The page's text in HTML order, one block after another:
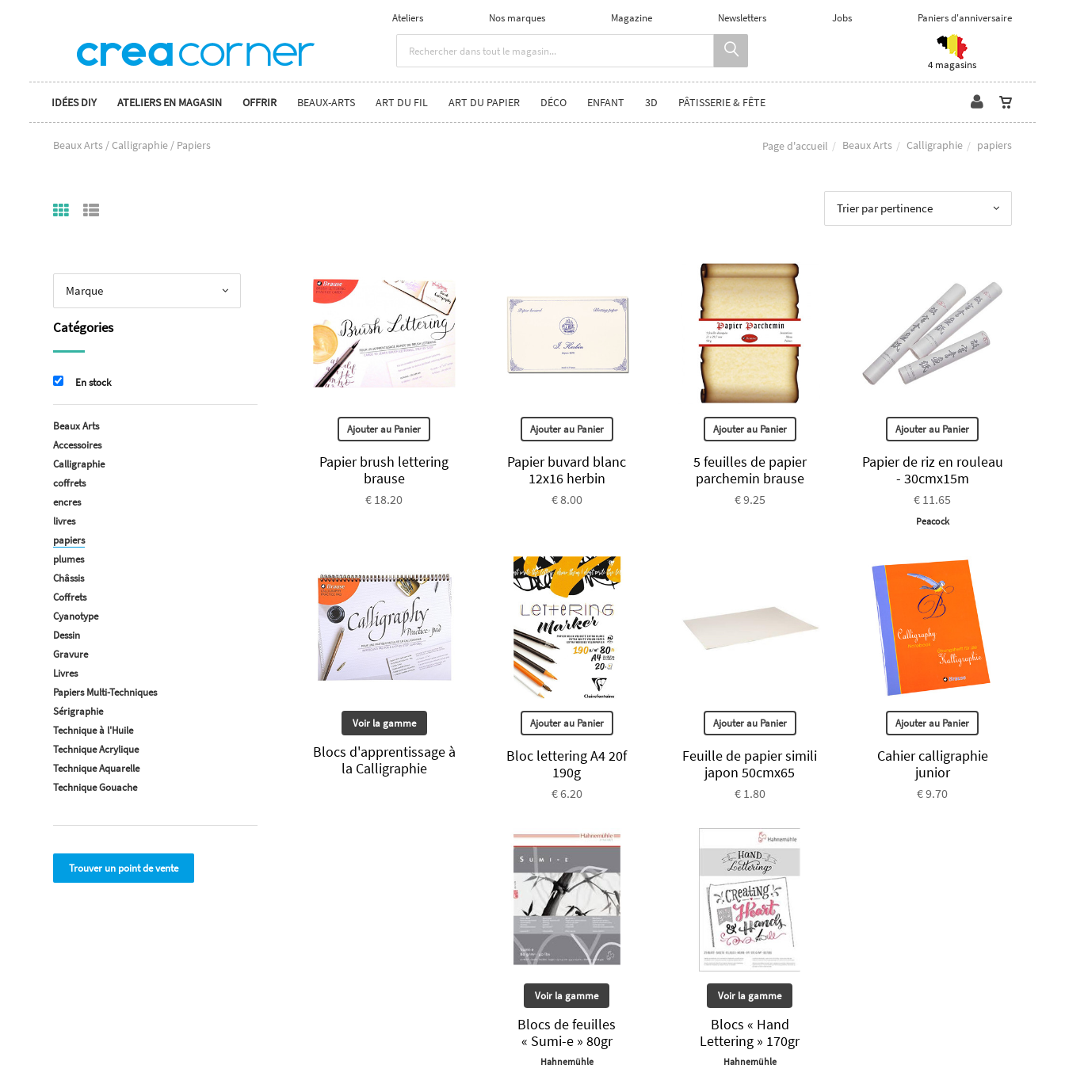
Ateliers Nos marques Magazine Newsletters Jobs Paniers d'anniversaire
4 magasins
IDÉES DIY ATELIERS EN MAGASIN OFFRIR BEAUX-ARTS ART DU FIL ART DU PAPIER DÉCO ENFANT 3D PÂTISSERIE & FÊTE
Beaux Arts / Calligraphie / Papiers Page d'accueil Beaux Arts Calligraphie papiers
Trier par pertinence
Ajouter au Panier
Papier brush lettering
brause
€ 18.20
Ajouter au Panier
Papier buvard blanc
12x16 herbin
€ 8.00
Ajouter au Panier
5 feuilles de papier
parchemin brause
€ 9.25
Ajouter au Panier
Papier de riz en rouleau
- 30cmx15m
€ 11.65
Peacock
Voir la gamme
Blocs d'apprentissage à
la Calligraphie
Ajouter au Panier
Bloc lettering A4 20f
190g
€ 6.20
Ajouter au Panier
Feuille de papier simili
japon 50cmx65
€ 1.80
Ajouter au Panier
Cahier calligraphie
junior
€ 9.70
Voir la gamme
Blocs de feuilles
« Sumi-e » 80gr
Hahnemühle
Voir la gamme
Blocs « Hand
Lettering » 170gr
Hahnemühle
Marque
Catégories
En stock
Beaux Arts
Accessoires
Calligraphie
coffrets
encres
livres
papiers
plumes
Châssis
Coffrets
Cyanotype
Dessin
Gravure
Livres
Papiers Multi-Techniques
Sérigraphie
Technique à l'Huile
Technique Acrylique
Technique Aquarelle
Technique Gouache
Trouver un point de vente